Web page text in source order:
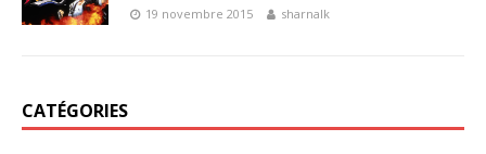
19 novembre 2015 sharnalk
CATÉGORIES